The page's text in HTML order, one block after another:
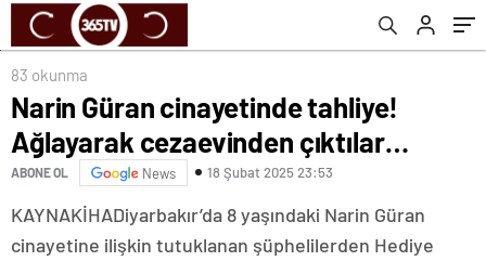
83 okunma
Narin Güran cinayetinde tahliye!
Ağlayarak cezaevinden çıktılar…
ABONE OL News 18 Şubat 2025 23:53
KAYNAKİHADiyarbakır’da 8 yaşındaki Narin Güran
cinayetine ilişkin tutuklanan şüphelilerden Hediye